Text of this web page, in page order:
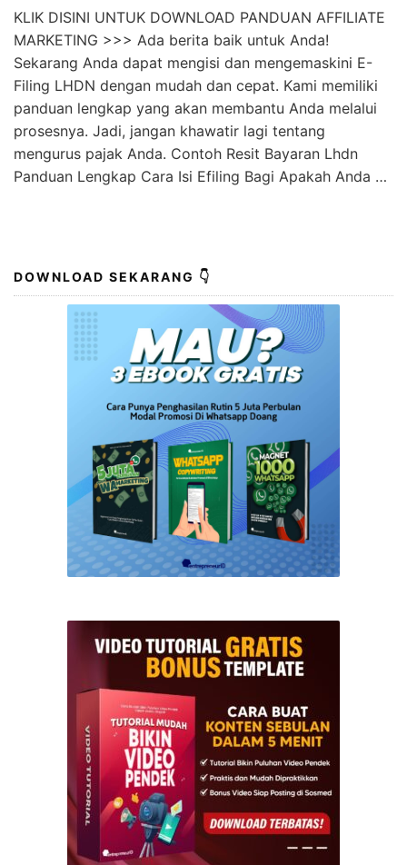
KLIK DISINI UNTUK DOWNLOAD PANDUAN AFFILIATE
MARKETING >>> Ada berita baik untuk Anda!
Sekarang Anda dapat mengisi dan mengemaskini E-
Filing LHDN dengan mudah dan cepat. Kami memiliki
panduan lengkap yang akan membantu Anda melalui
prosesnya. Jadi, jangan khawatir lagi tentang
mengurus pajak Anda. Contoh Resit Bayaran Lhdn
Panduan Lengkap Cara Isi Efiling Bagi Apakah Anda …
DOWNLOAD SEKARANG 👇